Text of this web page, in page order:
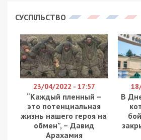
пенсію. Щоб отримати
буде мати на 12 місяців
2023-му. Поетапне
ще 2017-го, однак
повномасштабну війну
і тепер виконати вимоги
Війна, пандемія, тіньова
зарплати – головні проблеми
З січня українцям треба мати